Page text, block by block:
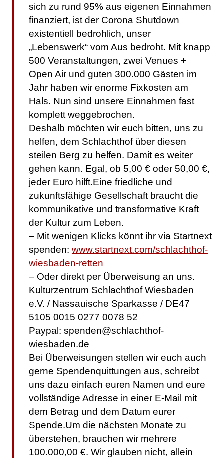
sich zu rund 95% aus eigenen Einnahmen
finanziert, ist der Corona Shutdown
existentiell bedrohlich, unser
„Lebenswerk“ vom Aus bedroht. Mit knapp
500 Veranstaltungen, zwei Venues +
Open Air und guten 300.000 Gästen im
Jahr haben wir enorme Fixkosten am
Hals. Nun sind unsere Einnahmen fast
komplett weggebrochen.
Deshalb möchten wir euch bitten, uns zu
helfen, dem Schlachthof über diesen
steilen Berg zu helfen. Damit es weiter
gehen kann. Egal, ob 5,00 € oder 50,00 €,
jeder Euro hilft.Eine friedliche und
zukunftsfähige Gesellschaft braucht die
kommunikative und transformative Kraft
der Kultur zum Leben.
– Mit wenigen Klicks könnt ihr via Startnext
spenden: www.startnext.com/schlachthof-
wiesbaden-retten
– Oder direkt per Überweisung an uns.
Kulturzentrum Schlachthof Wiesbaden
e.V. / Nassauische Sparkasse / DE47
5105 0015 0277 0078 52
Paypal: spenden@schlachthof-
wiesbaden.de
Bei Überweisungen stellen wir euch auch
gerne Spendenquittungen aus, schreibt
uns dazu einfach euren Namen und eure
vollständige Adresse in einer E-Mail mit
dem Betrag und dem Datum eurer
Spende.Um die nächsten Monate zu
überstehen, brauchen wir mehrere
100.000,00 €. Wir glauben nicht, allein